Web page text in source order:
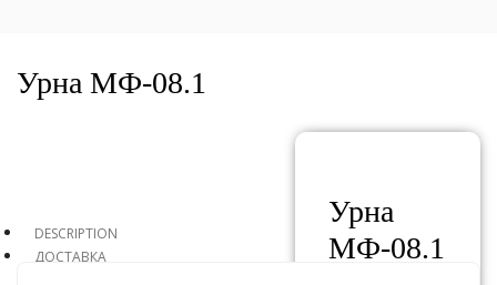
Урна МФ-08.1
Урна
МФ-08.1
DESCRIPTION
ДОСТАВКА